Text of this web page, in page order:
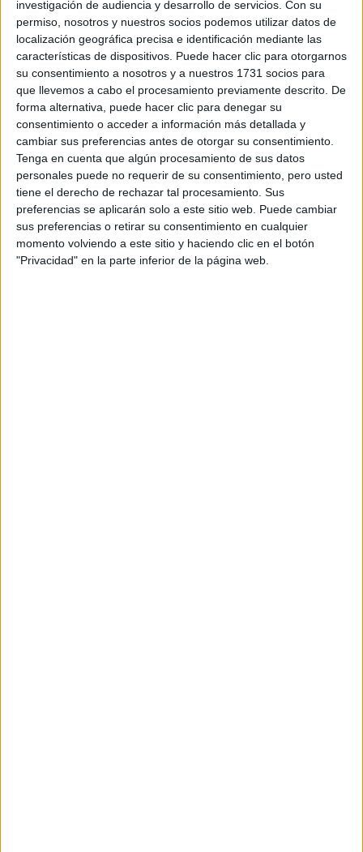
investigación de audiencia y desarrollo de servicios. Con su
permiso, nosotros y nuestros socios podemos utilizar datos de
localización geográfica precisa e identificación mediante las
características de dispositivos. Puede hacer clic para otorgarnos
su consentimiento a nosotros y a nuestros 1731 socios para
que llevemos a cabo el procesamiento previamente descrito. De
forma alternativa, puede hacer clic para denegar su
consentimiento o acceder a información más detallada y
cambiar sus preferencias antes de otorgar su consentimiento.
Tenga en cuenta que algún procesamiento de sus datos
personales puede no requerir de su consentimiento, pero usted
tiene el derecho de rechazar tal procesamiento. Sus
preferencias se aplicarán solo a este sitio web. Puede cambiar
sus preferencias o retirar su consentimiento en cualquier
momento volviendo a este sitio y haciendo clic en el botón
"Privacidad" en la parte inferior de la página web.
RallyCross
Circuitos
F1
Fórmula E
F2 / F3 / F4
Resistencia
Indycar
Otros
Producto
Producto
Web pensada para poder ofrecer diferentes